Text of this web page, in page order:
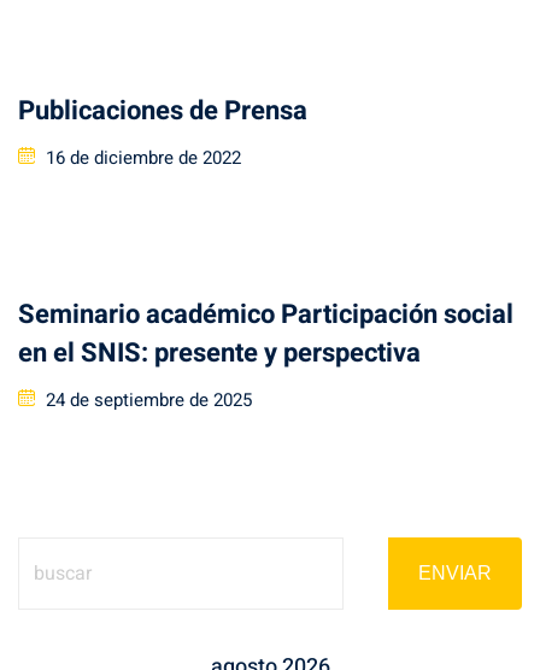
Publicaciones de Prensa
Posted
16 de diciembre de 2022
Seminario académico Participación social
en el SNIS: presente y perspectiva
Posted
24 de septiembre de 2025
ENVIAR